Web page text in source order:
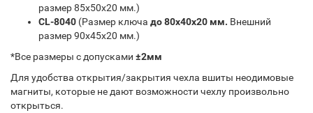
размер 85х50х20 мм.)
CL-8040 (Размер ключа до 80х40х20 мм. Внешний
размер 90х45х20 мм.)
*Все размеры с допусками ±2мм
Для удобства открытия/закрытия чехла вшиты неодимовые
магниты, которые не дают возможности чехлу произвольно
открыться.